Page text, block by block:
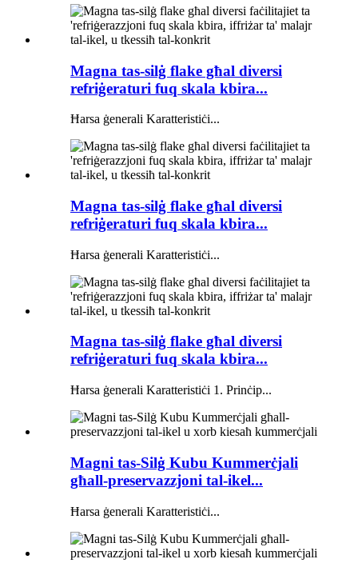
Magna tas-silġ flake għal diversi
refriġeraturi fuq skala kbira...
Ħarsa ġenerali Karatteristiċi...
Magna tas-silġ flake għal diversi
refriġeraturi fuq skala kbira...
Ħarsa ġenerali Karatteristiċi...
Magna tas-silġ flake għal diversi
refriġeraturi fuq skala kbira...
Ħarsa ġenerali Karatteristiċi 1. Prinċip...
Magni tas-Silġ Kubu Kummerċjali
għall-preservazzjoni tal-ikel...
Ħarsa ġenerali Karatteristiċi...